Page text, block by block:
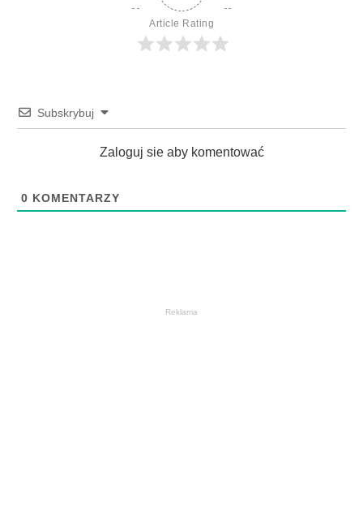
Article Rating
Subskrybuj
Zaloguj sie aby komentować
0 KOMENTARZY
Reklama